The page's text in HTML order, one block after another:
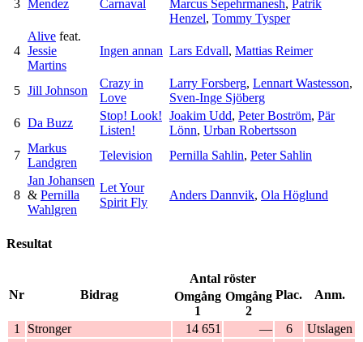
3 Mendez Carnaval Marcus Sepehrmanesh, Patrik
Henzel, Tommy Tysper
4
Alive feat.
Jessie
Martins
Ingen annan Lars Edvall, Mattias Reimer
5 Jill Johnson
Crazy in
Love
Larry Forsberg, Lennart Wastesson,
Sven-Inge Sjöberg
6 Da Buzz
Stop! Look!
Listen!
Joakim Udd, Peter Boström, Pär
Lönn, Urban Robertsson
7
Markus
Landgren
Television Pernilla Sahlin, Peter Sahlin
8
Jan Johansen
& Pernilla
Wahlgren
Let Your
Spirit Fly
Anders Dannvik, Ola Höglund
Resultat
Nr Bidrag
Antal röster
Plac.
Anm.
Omgång
1
Omgång
2
1
Stronger 14 651 — 6
Utslagen